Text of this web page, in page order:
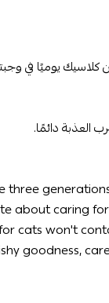
العذبة دائمًا.
three
about caring
cats won't
goodness,